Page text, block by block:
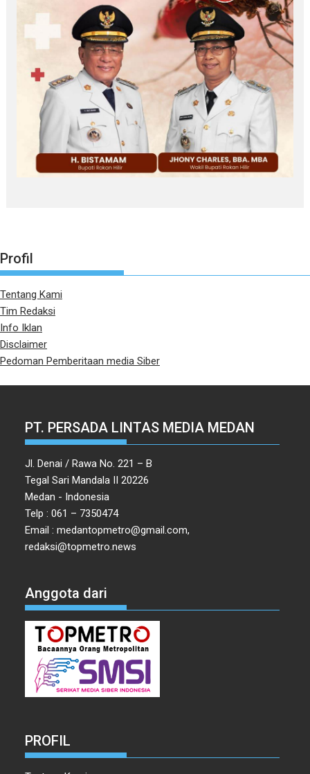
Profil
Tentang Kami
Tim Redaksi
Info Iklan
Disclaimer
Pedoman Pemberitaan media Siber
PT. PERSADA LINTAS MEDIA MEDAN
Jl. Denai / Rawa No. 221 – B
Tegal Sari Mandala II 20226
Medan - Indonesia
Telp : 061 – 7350474
Email : medantopmetro@gmail.com,
redaksi@topmetro.news
Anggota dari
PROFIL